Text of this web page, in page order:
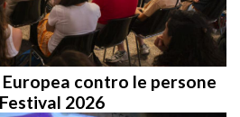
contro le persone
2026